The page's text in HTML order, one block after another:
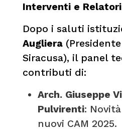
Interventi e Relatori
Dopo i saluti
Augliera(Presidente
Siracusa), il panel
contributi di:
Arch. Giuseppe
Pulvirenti:
nuovi CAM 2025.